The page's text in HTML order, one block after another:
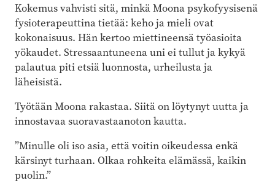
Kokemus vahvisti sitä, minkä Moona psykofyysisenä
fysioterapeuttina tietää: keho ja mieli ovat
kokonaisuus. Hän kertoo miettineensä työasioita
yökaudet. Stressaantuneena uni ei tullut ja kykyä
palautua piti etsiä luonnosta, urheilusta ja
läheisistä.
Työtään Moona rakastaa. Siitä on löytynyt uutta ja
innostavaa suoravastaanoton kautta.
”Minulle oli iso asia, että voitin oikeudessa enkä
kärsinyt turhaan. Olkaa rohkeita elämässä, kaikin
puolin.”